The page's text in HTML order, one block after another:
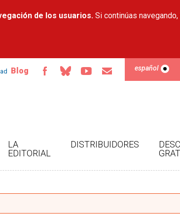
contenidode los usuarios. Si continúas
Blog español
LA
EDITORIAL
DISTRIBUIDORES